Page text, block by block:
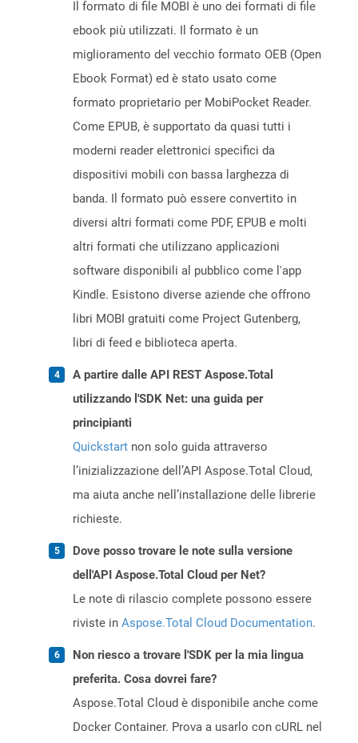
Il formato di file MOBI è uno dei formati di file
ebook più utilizzati. Il formato è un
miglioramento del vecchio formato OEB (Open
Ebook Format) ed è stato usato come
formato proprietario per MobiPocket Reader.
Come EPUB, è supportato da quasi tutti i
moderni reader elettronici specifici da
dispositivi mobili con bassa larghezza di
banda. Il formato può essere convertito in
diversi altri formati come PDF, EPUB e molti
altri formati che utilizzano applicazioni
software disponibili al pubblico come l'app
Kindle. Esistono diverse aziende che offrono
libri MOBI gratuiti come Project Gutenberg,
libri di feed e biblioteca aperta.
A partire dalle API REST Aspose.Total
utilizzando l'SDK Net: una guida per
principianti
Quickstart non solo guida attraverso
l’inizializzazione dell’API Aspose.Total Cloud,
ma aiuta anche nell’installazione delle librerie
richieste.
Dove posso trovare le note sulla versione
dell'API Aspose.Total Cloud per Net?
Le note di rilascio complete possono essere
riviste in Aspose.Total Cloud Documentation.
Non riesco a trovare l'SDK per la mia lingua
preferita. Cosa dovrei fare?
Aspose.Total Cloud è disponibile anche come
Docker Container. Prova a usarlo con cURL nel